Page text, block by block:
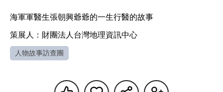
海軍軍醫生張朝興爺爺的一生行醫的故事
策展人：財團法人台灣地理資訊中心
人物故事訪查團